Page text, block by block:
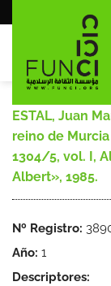
al
ESTAL, Juan
reino de
1304/5, vol. I,
Albert», 1985.
Nº Registro:
Año: 1
Descriptores: